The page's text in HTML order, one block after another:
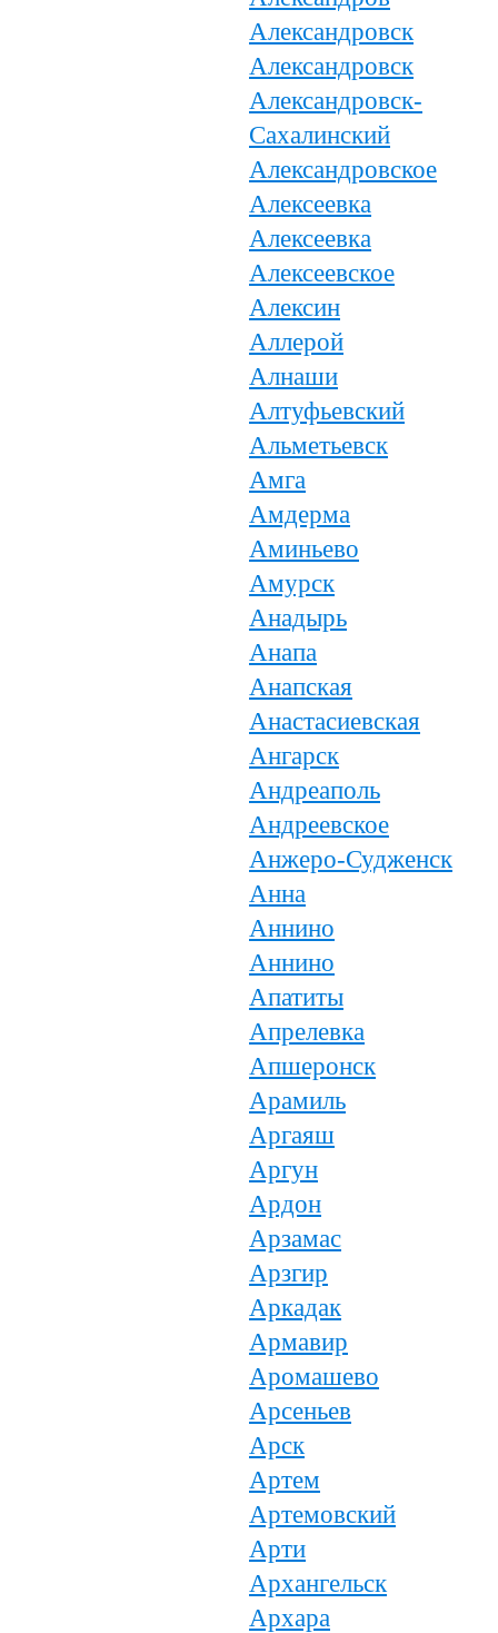
Александровск
Александровск
Александровск-
Сахалинский
Александровское
Алексеевка
Алексеевка
Алексеевское
Алексин
Аллерой
Алнаши
Алтуфьевский
Альметьевск
Амга
Амдерма
Аминьево
Амурск
Анадырь
Анапа
Анапская
Анастасиевская
Ангарск
Андреаполь
Андреевское
Анжеро-Судженск
Анна
Аннино
Аннино
Апатиты
Апрелевка
Апшеронск
Арамиль
Аргаяш
Аргун
Ардон
Арзамас
Арзгир
Аркадак
Армавир
Аромашево
Арсеньев
Арск
Артем
Артемовский
Арти
Архангельск
Архара